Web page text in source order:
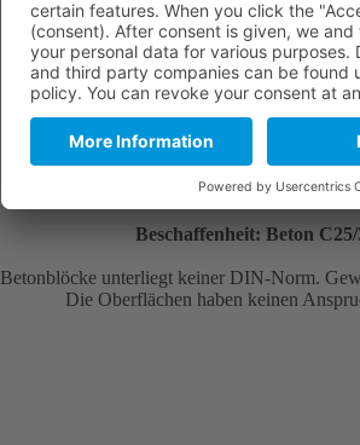
Beschaffenheit: Beton
unterliegt keiner DIN-Norm.
Die Oberflächen haben keinen